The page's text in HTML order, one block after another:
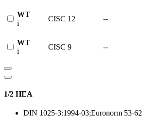
WT
i
CISC 12 --
WT
i
CISC 9 --
1/2 HEA
DIN 1025-3:1994-03;Euronorm 53-62